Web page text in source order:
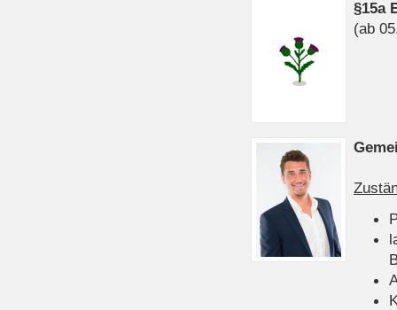
§15a
(ab